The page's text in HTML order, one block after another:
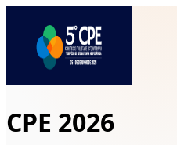
CPE 2026